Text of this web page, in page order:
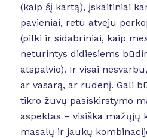
(kaip šį kartą), įskaitiniai
pavieniai, retu atveju
(pilki ir sidabriniai, kaip
neturintys didiesiems
atspalvio). Ir visai
ar vasarą, ar rudenį. Gali
tikro žuvų pasiskirstymo
aspektas – visiška mažųjų
masalų ir jaukų